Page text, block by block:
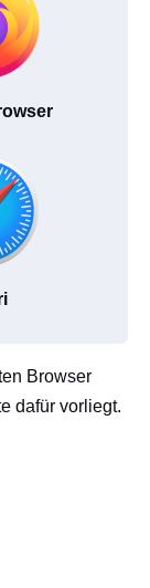
Browser
dafür vorliegt.